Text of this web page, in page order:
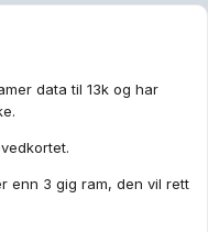
data til 13k og har
enn 3 gig ram, den vil rett